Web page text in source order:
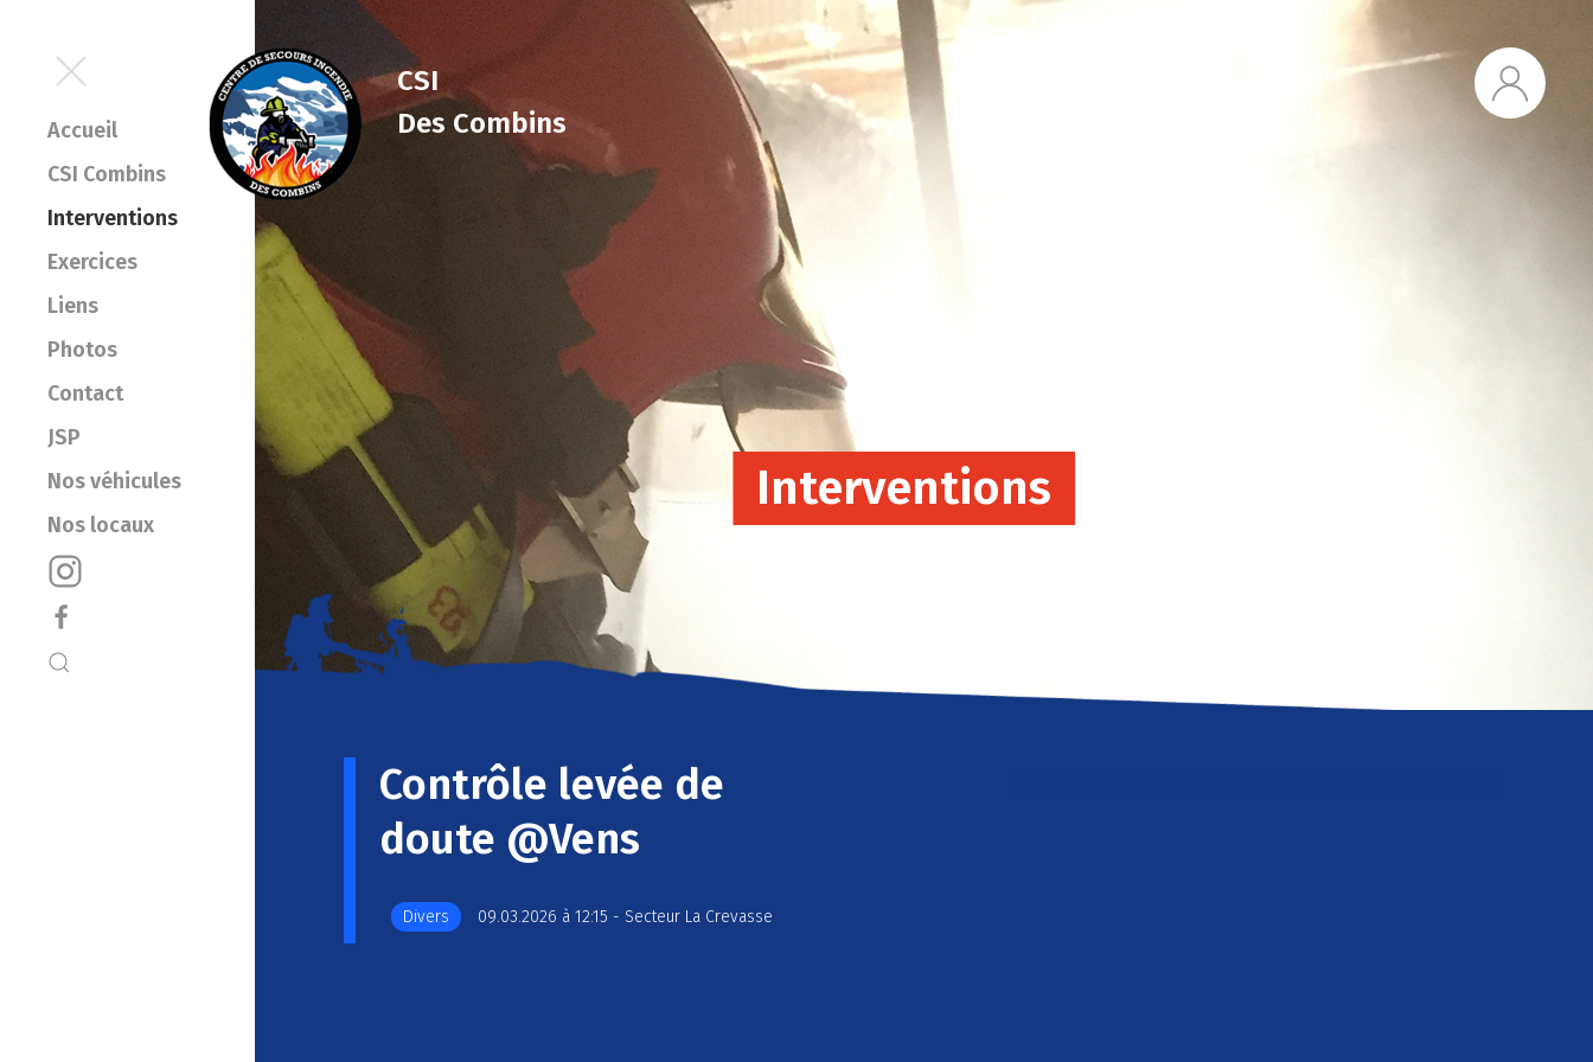
Accueil
CSI Combins
Interventions
Exercices
Liens
Photos
Contact
JSP
Nos véhicules
Nos locaux
CSI
Des Combins
Interventions
Contrôle levée de
doute @Vens
Divers 09.03.2026 à 12:15 - Secteur La Crevasse